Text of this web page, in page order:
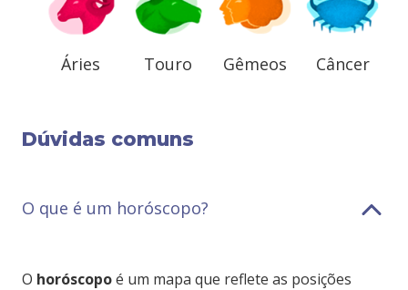
Áries Touro Gêmeos Câncer
Dúvidas comuns
O que é um horóscopo?
O horóscopoé um mapa que reflete as posições